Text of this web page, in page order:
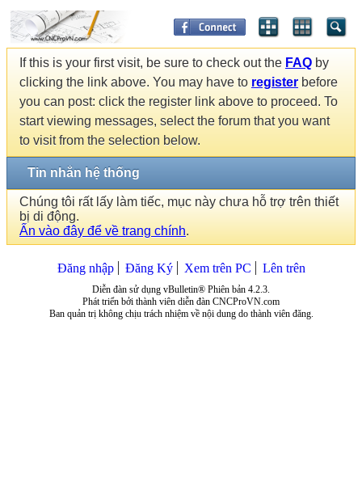
If this is your first visit, be sure to check out the FAQ by
clicking the link above. You may have to register before
you can post: click the register link above to proceed. To
start viewing messages, select the forum that you want
to visit from the selection below.
Tin nhắn hệ thống
Chúng tôi rất lấy làm tiếc, mục này chưa hỗ trợ trên thiết
bị di động.
Ấn vào đây để về trang chính.
Đăng nhập Đăng Ký Xem trên PC Lên trên
Diễn đàn sử dụng vBulletin® Phiên bản 4.2.3.
Phát triển bởi thành viên diễn đàn CNCProVN.com
Ban quản trị không chịu trách nhiệm về nội dung do thành viên đăng.